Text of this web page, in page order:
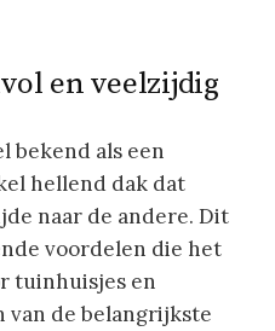
en veelzijdig
bekend als een
hellend dak dat
naar de andere. Dit
voordelen die het
tuinhuisjes en
van de belangrijkste